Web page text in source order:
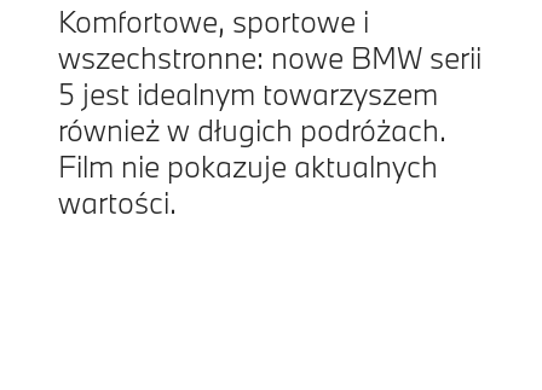
Komfortowe, sportowe i
wszechstronne: nowe BMW serii
5 jest idealnym towarzyszem
również w długich podróżach.
Film nie pokazuje aktualnych
wartości.